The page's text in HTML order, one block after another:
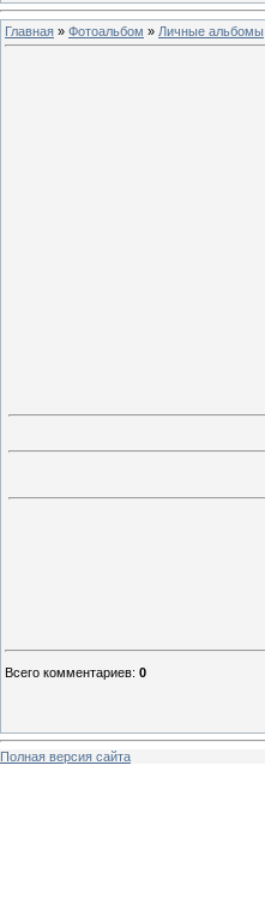
Главная » Фотоальбом » Личные альбомы
Всего комментариев: 0
Полная версия сайта